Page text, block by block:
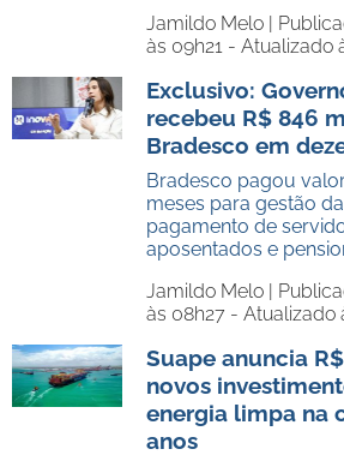
Jamildo Melo |
às 09h21 - Atualizado
Exclusivo:
recebeu R$ 846
Bradesco em
Bradesco pagou
meses para gestão
pagamento de
aposentados e
Jamildo Melo |
às 08h27 - Atualizado
Suape anuncia
novos
energia limpa na
anos